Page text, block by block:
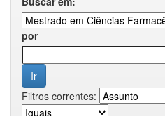
por
Filtros correntes: